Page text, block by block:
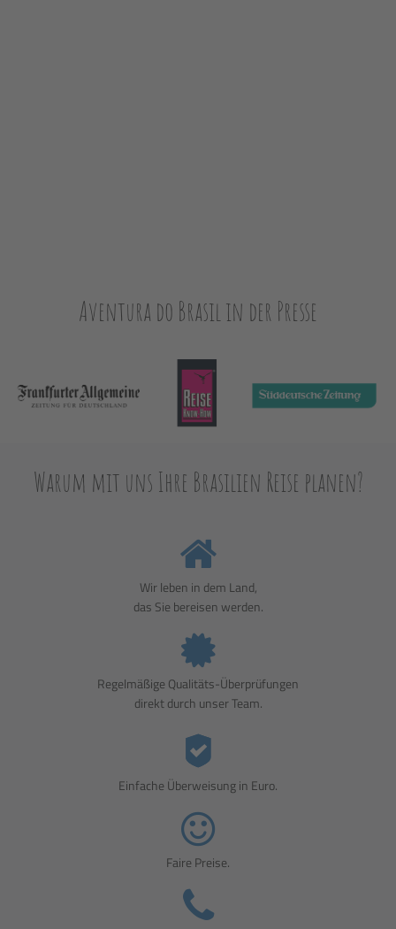
Aventura do Brasil in der Presse
Warum mit uns Ihre Brasilien Reise planen?
Wir leben in dem Land,
das Sie bereisen werden.
Regelmäßige Qualitäts-Überprüfungen
direkt durch unser Team.
Einfache Überweisung in Euro.
Faire Preise.